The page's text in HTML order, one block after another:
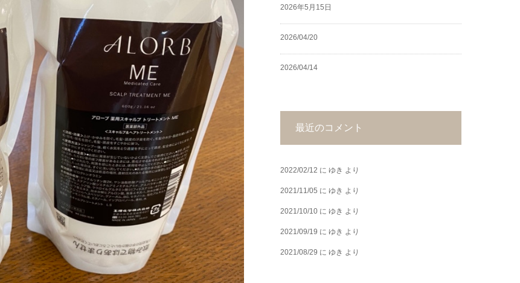
2026年5月15日
2026/04/20
2026/04/14
最近のコメント
2022/02/12 に ゆき より
2021/11/05 に ゆき より
2021/10/10 に ゆき より
2021/09/19 に ゆき より
2021/08/29 に ゆき より